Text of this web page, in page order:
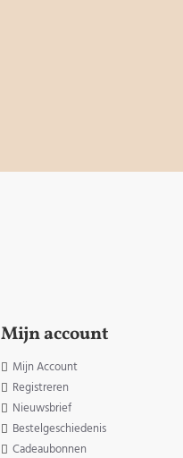
Mijn account
Mijn Account
Registreren
Nieuwsbrief
Bestelgeschiedenis
Cadeaubonnen